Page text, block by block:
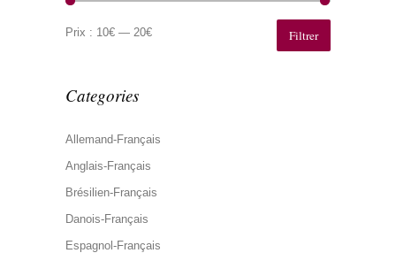
min
max
Filtrer
Prix : 10€ — 20€
Categories
Allemand-Français
Anglais-Français
Brésilien-Français
Danois-Français
Espagnol-Français